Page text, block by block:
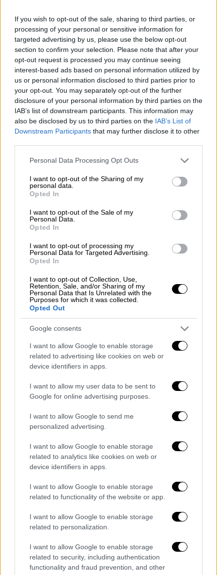
If you wish to opt-out of the sale, sharing to third parties, or
processing of your personal or sensitive information for
targeted advertising by us, please use the below opt-out
section to confirm your selection. Please note that after your
opt-out request is processed you may continue seeing
interest-based ads based on personal information utilized by
us or personal information disclosed to third parties prior to
your opt-out. You may separately opt-out of the further
disclosure of your personal information by third parties on the
IAB’s list of downstream participants. This information may
also be disclosed by us to third parties on the IAB’s List of
Downstream Participants that may further disclose it to other
Please note that this website/app uses one or more Google
not limited to your visit or usage behaviour. You may click to
grant or deny consent to Google and its third-party tags to
use your data for below specified purposes in below Google
consent section.
Personal Data Processing Opt Outs
I want to opt-out of the Sharing of my
personal data.
Opted In
I want to opt-out of the Sale of my
Personal Data.
Opted In
I want to opt-out of processing my
Personal Data for Targeted Advertising.
Opted In
I want to opt-out of Collection, Use,
Retention, Sale, and/or Sharing of my
Personal Data that Is Unrelated with the
Purposes for which it was collected.
Opted Out
Google consents
I want to allow Google to enable storage
related to advertising like cookies on web or
device identifiers in apps.
I want to allow my user data to be sent to
Google for online advertising purposes.
I want to allow Google to send me
personalized advertising.
I want to allow Google to enable storage
related to analytics like cookies on web or
device identifiers in apps.
I want to allow Google to enable storage
related to functionality of the website or app.
I want to allow Google to enable storage
related to personalization.
I want to allow Google to enable storage
related to security, including authentication
functionality and fraud prevention, and other
την περιοχή Αληθινή, όπου το είχε στρώσει
για τα καλά με τη θερμοκρασία να αγγίζει
τους μηδέν βαθμούς Κελσίου.
video
Ωστόσο, σύμφωνα με το
φτάνοντας ακόμα και πάνω στο κύμα, με
χαρακτηριστικό παράδειγμα την παραλία του
Κινίου.
Απόψεις|23.01.2022 11:00
Τι θα γίνει στην Ουκρανία και πώς
μπορεί να μας επηρεάσει
Ελλάδα|23.01.2022 10:49
Κακοκαιρία Ελπίς: Αλυσίδες ίσως και
στο κέντρο της Αθήνας - Η εξέλιξη
των χιονοπτώσεων μέσα από χάρτες
Ελλάδα|23.01.2022 10:37
Κακοκαιρία Ελπίς: Διακοπή
Αττική
Κορονοϊός: Λιγότερο παθογόνος η
μετάλλαξη Όμικρον - Τι έδειξαν
επιστημονικές μελέτες
Να σημειωθεί ότι οι οδηγοί των οχημάτων